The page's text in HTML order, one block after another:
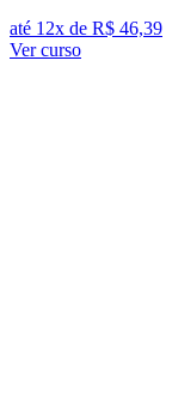
até 12x de R$ 46,39
Ver curso